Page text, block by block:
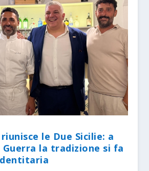
le Due Sicilie: a
la tradizione si fa